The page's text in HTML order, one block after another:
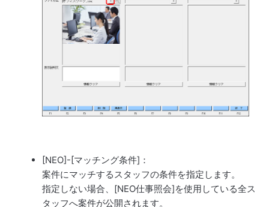
[NEO]-[マッチング条件]：
案件にマッチするスタッフの条件を指定します。
指定しない場合、[NEO仕事照会]を使用している全ス
タッフへ案件が公開されます。